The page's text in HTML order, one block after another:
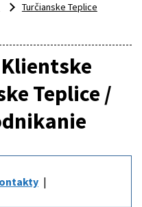
Turčianske Teplice
Teplice /